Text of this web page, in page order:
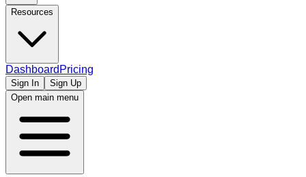
Resources
Dashboard Pricing
Sign In
Sign Up
Open main menu